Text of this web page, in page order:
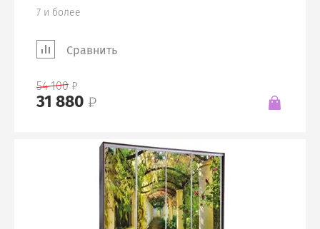
7 и более
Сравнить
54 100
31 880